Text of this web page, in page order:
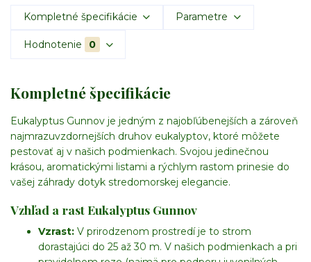
Kompletné špecifikácie Parametre
Hodnotenie 0
Kompletné špecifikácie
Eukalyptus Gunnov je jedným z najobľúbenejších a zároveň
najmrazuvzdornejších druhov eukalyptov, ktoré môžete
pestovať aj v našich podmienkach. Svojou jedinečnou
krásou, aromatickými listami a rýchlym rastom prinesie do
vašej záhrady dotyk stredomorskej elegancie.
Vzhľad a rast Eukalyptus Gunnov
Vzrast: V prirodzenom prostredí je to strom
dorastajúci do 25 až 30 m. V našich podmienkach a pri